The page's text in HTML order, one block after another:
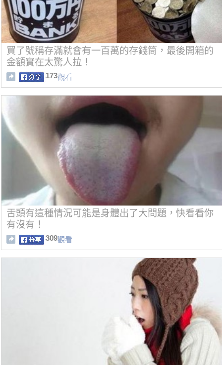
買了號稱存滿就會有一百萬的存錢筒，最後開箱的
金額實在太驚人拉！
173觀看
舌頭有這種情況可能是身體出了大問題，快看看你
有沒有！
309觀看